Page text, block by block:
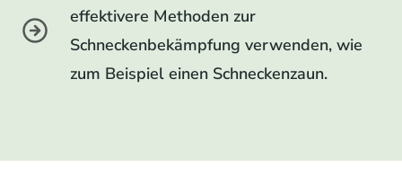
effektivere Methoden zur
Schneckenbekämpfung verwenden, wie
zum Beispiel einen Schneckenzaun.